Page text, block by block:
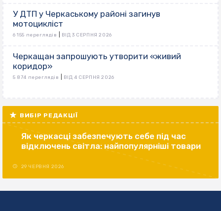
У ДТП у Черкаському районі загинув
мотоцикліст
6 155 переглядів ВІД 3 СЕРПНЯ 2026
Черкащан запрошують утворити «живий
коридор»
5 874 переглядів ВІД 4 СЕРПНЯ 2026
ВИБІР РЕДАКЦІЇ
Як черкасці забезпечують себе під час
відключень світла: найпопулярніші товари
29 ЧЕРВНЯ 2026